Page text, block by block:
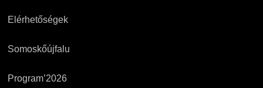
Elérhetőségek
Somoskőújfalu
Program’2026